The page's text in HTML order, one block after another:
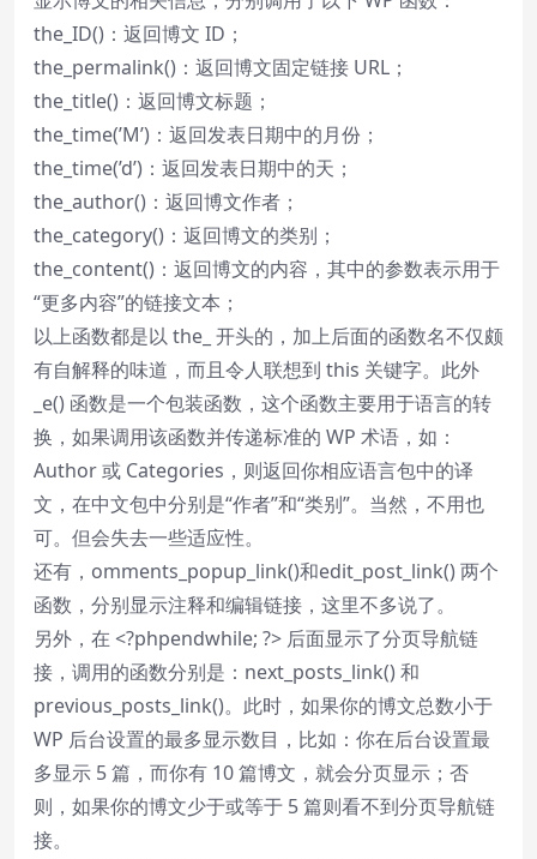
the_ID()：返回博文 ID；
the_permalink()：返回博文固定链接 URL；
the_title()：返回博文标题；
the_time(’M’)：返回发表日期中的月份；
the_time(’d’)：返回发表日期中的天；
the_author()：返回博文作者；
the_category()：返回博文的类别；
the_content()：返回博文的内容，其中的参数表示用于
“更多内容”的链接文本；
以上函数都是以 the_ 开头的，加上后面的函数名不仅颇
有自解释的味道，而且令人联想到 this 关键字。此外
_e() 函数是一个包装函数，这个函数主要用于语言的转
换，如果调用该函数并传递标准的 WP 术语，如：
Author 或 Categories，则返回你相应语言包中的译
文，在中文包中分别是“作者”和“类别”。当然，不用也
可。但会失去一些适应性。
还有，omments_popup_link()和edit_post_link() 两个
函数，分别显示注释和编辑链接，这里不多说了。
另外，在 <?phpendwhile; ?> 后面显示了分页导航链
接，调用的函数分别是：next_posts_link() 和
previous_posts_link()。此时，如果你的博文总数小于
WP 后台设置的最多显示数目，比如：你在后台设置最
多显示 5 篇，而你有 10 篇博文，就会分页显示；否
则，如果你的博文少于或等于 5 篇则看不到分页导航链
接。